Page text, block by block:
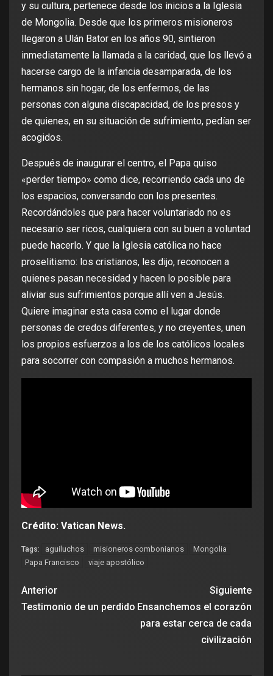
y su cultura, pertenece desde los inicios a la Iglesia
de Mongolia. Desde que los primeros misioneros
llegaron a Ulán Bator en los años 90, sintieron
inmediatamente la llamada a la caridad, que los llevó a
hacerse cargo de la infancia desamparada, de los
hermanos sin hogar, de los enfermos, de las
personas con alguna discapacidad, de los presos y
de quienes, en su situación de sufrimiento, pedían ser
acogidos.
Después de inaugurar el centro, el Papa quiso
«perder tiempo» como dice, recorriendo cada uno de
los espacios, conversando con los presentes.
Recordándoles que para hacer voluntariado no es
necesario ser ricos, cualquiera con su buen a voluntad
puede hacerlo. Y que la Iglesia católica no hace
proselitismo: los cristianos, les dijo, reconocen a
quienes pasan necesidad y hacen lo posible para
aliviar sus sufrimientos porque allí ven a Jesús.
Quiere imaginar esta casa como el lugar donde
personas de credos diferentes, y no creyentes, unen
los propios esfuerzos a los de los católicos locales
para socorrer con compasión a muchos hermanos.
Crédito: Vatican News.
Tags: aguiluchos misioneros combonianos
Mongolia
Papa Francisco
viaje apostólico
Anterior
Testimonio de un perdido
Siguiente
Ensanchemos el corazón
para estar cerca de cada
civilización